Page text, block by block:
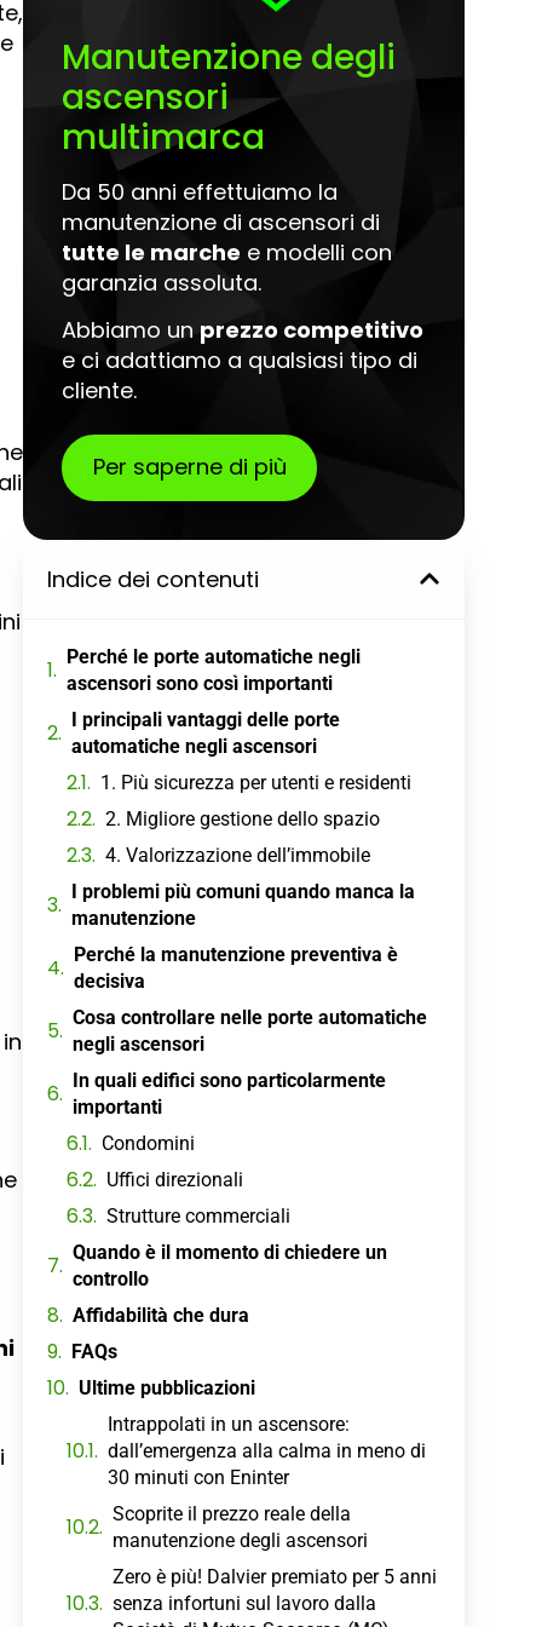
Manutenzione degli
ascensori
multimarca
Da 50 anni effettuiamo la
manutenzione di ascensori di
tutte le marche e modelli con
garanzia assoluta.
Abbiamo un prezzo competitivo
e ci adattiamo a qualsiasi tipo di
cliente.
Per saperne di più
Indice dei contenuti
Perché le porte automatiche negli
ascensori sono così importanti
I principali vantaggi delle porte
automatiche negli ascensori
1. Più sicurezza per utenti e residenti
2. Migliore gestione dello spazio
4. Valorizzazione dell’immobile
I problemi più comuni quando manca la
manutenzione
Perché la manutenzione preventiva è
decisiva
Cosa controllare nelle porte automatiche
negli ascensori
In quali edifici sono particolarmente
importanti
Condomini
Uffici direzionali
Strutture commerciali
Quando è il momento di chiedere un
controllo
Affidabilità che dura
FAQs
Ultime pubblicazioni
Intrappolati in un ascensore:
dall’emergenza alla calma in meno di
30 minuti con Eninter
Scoprite il prezzo reale della
manutenzione degli ascensori
Zero è più! Dalvier premiato per 5 anni
senza infortuni sul lavoro dalla